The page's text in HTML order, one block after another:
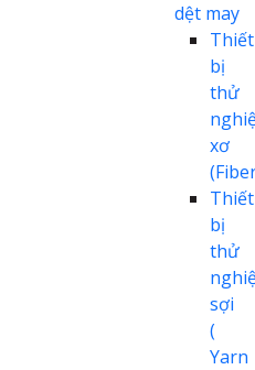
dệt may
Thiết
bị
thử
xơ
Thiết
bị
thử
sợi
(
Yarn